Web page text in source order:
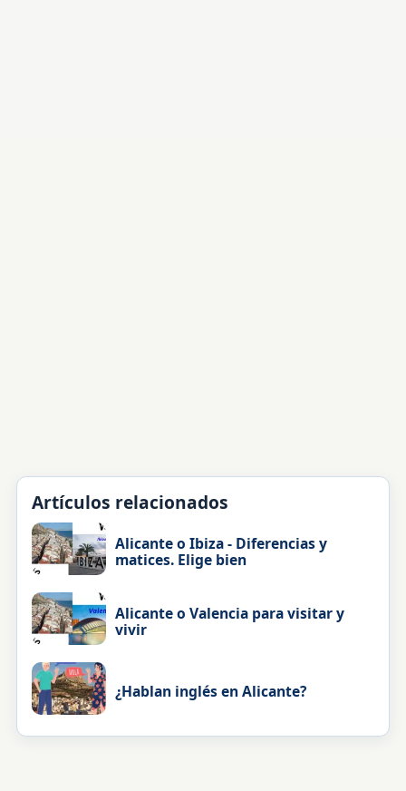
Artículos relacionados
Alicante o Ibiza - Diferencias y
matices. Elige bien
Alicante o Valencia para visitar y
vivir
¿Hablan inglés en Alicante?